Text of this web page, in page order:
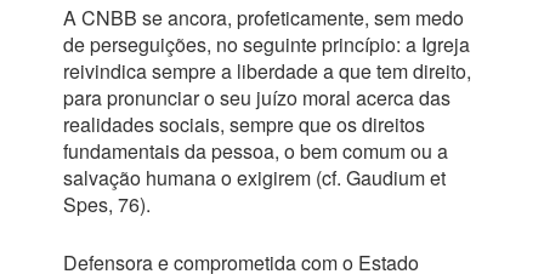
A CNBB se ancora, profeticamente, sem medo
de perseguições, no seguinte princípio: a Igreja
reivindica sempre a liberdade a que tem direito,
para pronunciar o seu juízo moral acerca das
realidades sociais, sempre que os direitos
fundamentais da pessoa, o bem comum ou a
salvação humana o exigirem (cf. Gaudium et
Spes, 76).
Defensora e comprometida com o Estado